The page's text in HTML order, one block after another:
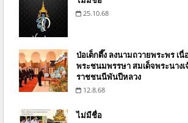
25.10.68
ป่อเต็กตึ๊ง ลงนามถวายพระพร เ
พระชนมพรรษา สมเด็จพระนางเ
ราชชนนีพันปีหลวง
12.8.68
ไม่มีชื่อ